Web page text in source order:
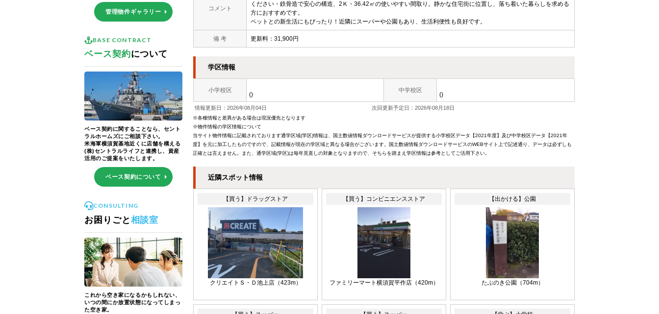
コメント
ください・鉄骨造で安心の構造、2Ｋ・36.42㎡の使いやすい間取り。静かな住宅街に位置し、落ち着いた暮らしを求める
方におすすめです。
ペットとの新生活にもぴったり！近隣にスーパーや公園もあり、生活利便性も良好です。
備 考 更新料：31,900円
学区情報
小学校区
()
中学校区
()
情報更新日：2026年08月04日 次回更新予定日：2026年08月18日
※各種情報と差異がある場合は現況優先となります
※物件情報の学区情報について
当サイト物件情報に記載されております通学区域(学区)情報は、国土数値情報ダウンロードサービスが提供する小学校区データ【2021年度】及び中学校区データ【2021年
度】を元に加工したものですので、記載情報が現在の学区域と異なる場合がございます。国土数値情報ダウンロードサービスのWEBサイト上で記述通り、データは必ずしも
正確とは言えません。また、通学区域(学区)は毎年見直しの対象となりますので、そちらを踏まえ学区情報は参考としてご活用下さい。
近隣スポット情報
【買う】ドラッグストア
クリエイトＳ・Ｄ池上店（423m）
【買う】コンビニエンスストア
ファミリーマート横須賀平作店（420m）
【出かける】公園
たぶのき公園（704m）
管理物件ギャラリー
BASE CONTRACT
ベース契約について
ベース契約に関することなら、セント
ラルホームズにご相談下さい。
米海軍横須賀基地近くに店舗を構える
(株)セントラルライフと連携し、資産
活用のご提案をいたします。
ベース契約について
CONSULTING
お困りごと 相談室
これから空き家になるかもしれない、
いつの間にか放置状態になってしまっ
た空き家。